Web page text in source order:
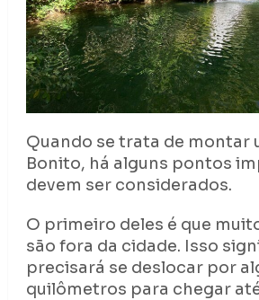
Quando se trata de montar
Bonito, há alguns pontos
devem ser considerados.
O primeiro deles é que
são fora da cidade. Isso
precisará se deslocar por
quilômetros para chegar